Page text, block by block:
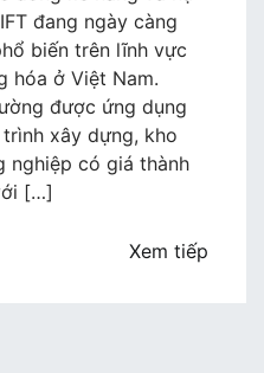
đang ngày càng
biến trên lĩnh vực
hóa ở Việt Nam.
được ứng dụng
xây dựng, kho
nghiệp có giá thành
[…]
Xem tiếp